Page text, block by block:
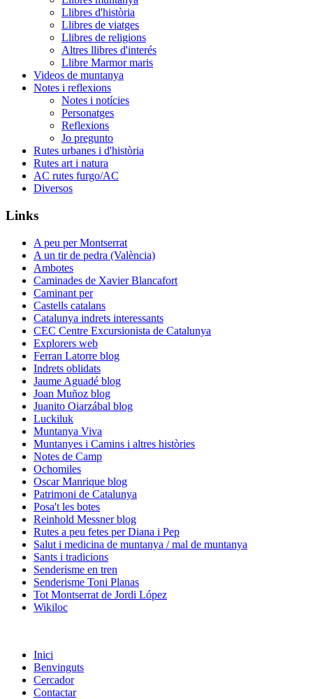
Llibres d'història
Llibres de viatges
Llibres de religions
Altres llibres d'interés
Llibre Marmor maris
Videos de muntanya
Notes i reflexions
Notes i notícies
Personatges
Reflexions
Jo pregunto
Rutes urbanes i d'història
Rutes art i natura
AC rutes furgo/AC
Diversos
Links
A peu per Montserrat
A un tir de pedra (València)
Ambotes
Caminades de Xavier Blancafort
Caminant per
Castells catalans
Catalunya indrets interessants
CEC Centre Excursionista de Catalunya
Explorers web
Ferran Latorre blog
Indrets oblidats
Jaume Aguadé blog
Joan Muñoz blog
Juanito Oiarzábal blog
Luckiluk
Muntanya Viva
Muntanyes i Camins i altres històries
Notes de Camp
Ochomiles
Oscar Manrique blog
Patrimoni de Catalunya
Posa't les botes
Reinhold Messner blog
Rutes a peu fetes per Diana i Pep
Salut i medicina de muntanya / mal de muntanya
Sants i tradicions
Senderisme en tren
Senderisme Toni Planas
Tot Montserrat de Jordi López
Wikiloc
Inici
Benvinguts
Cercador
Contactar